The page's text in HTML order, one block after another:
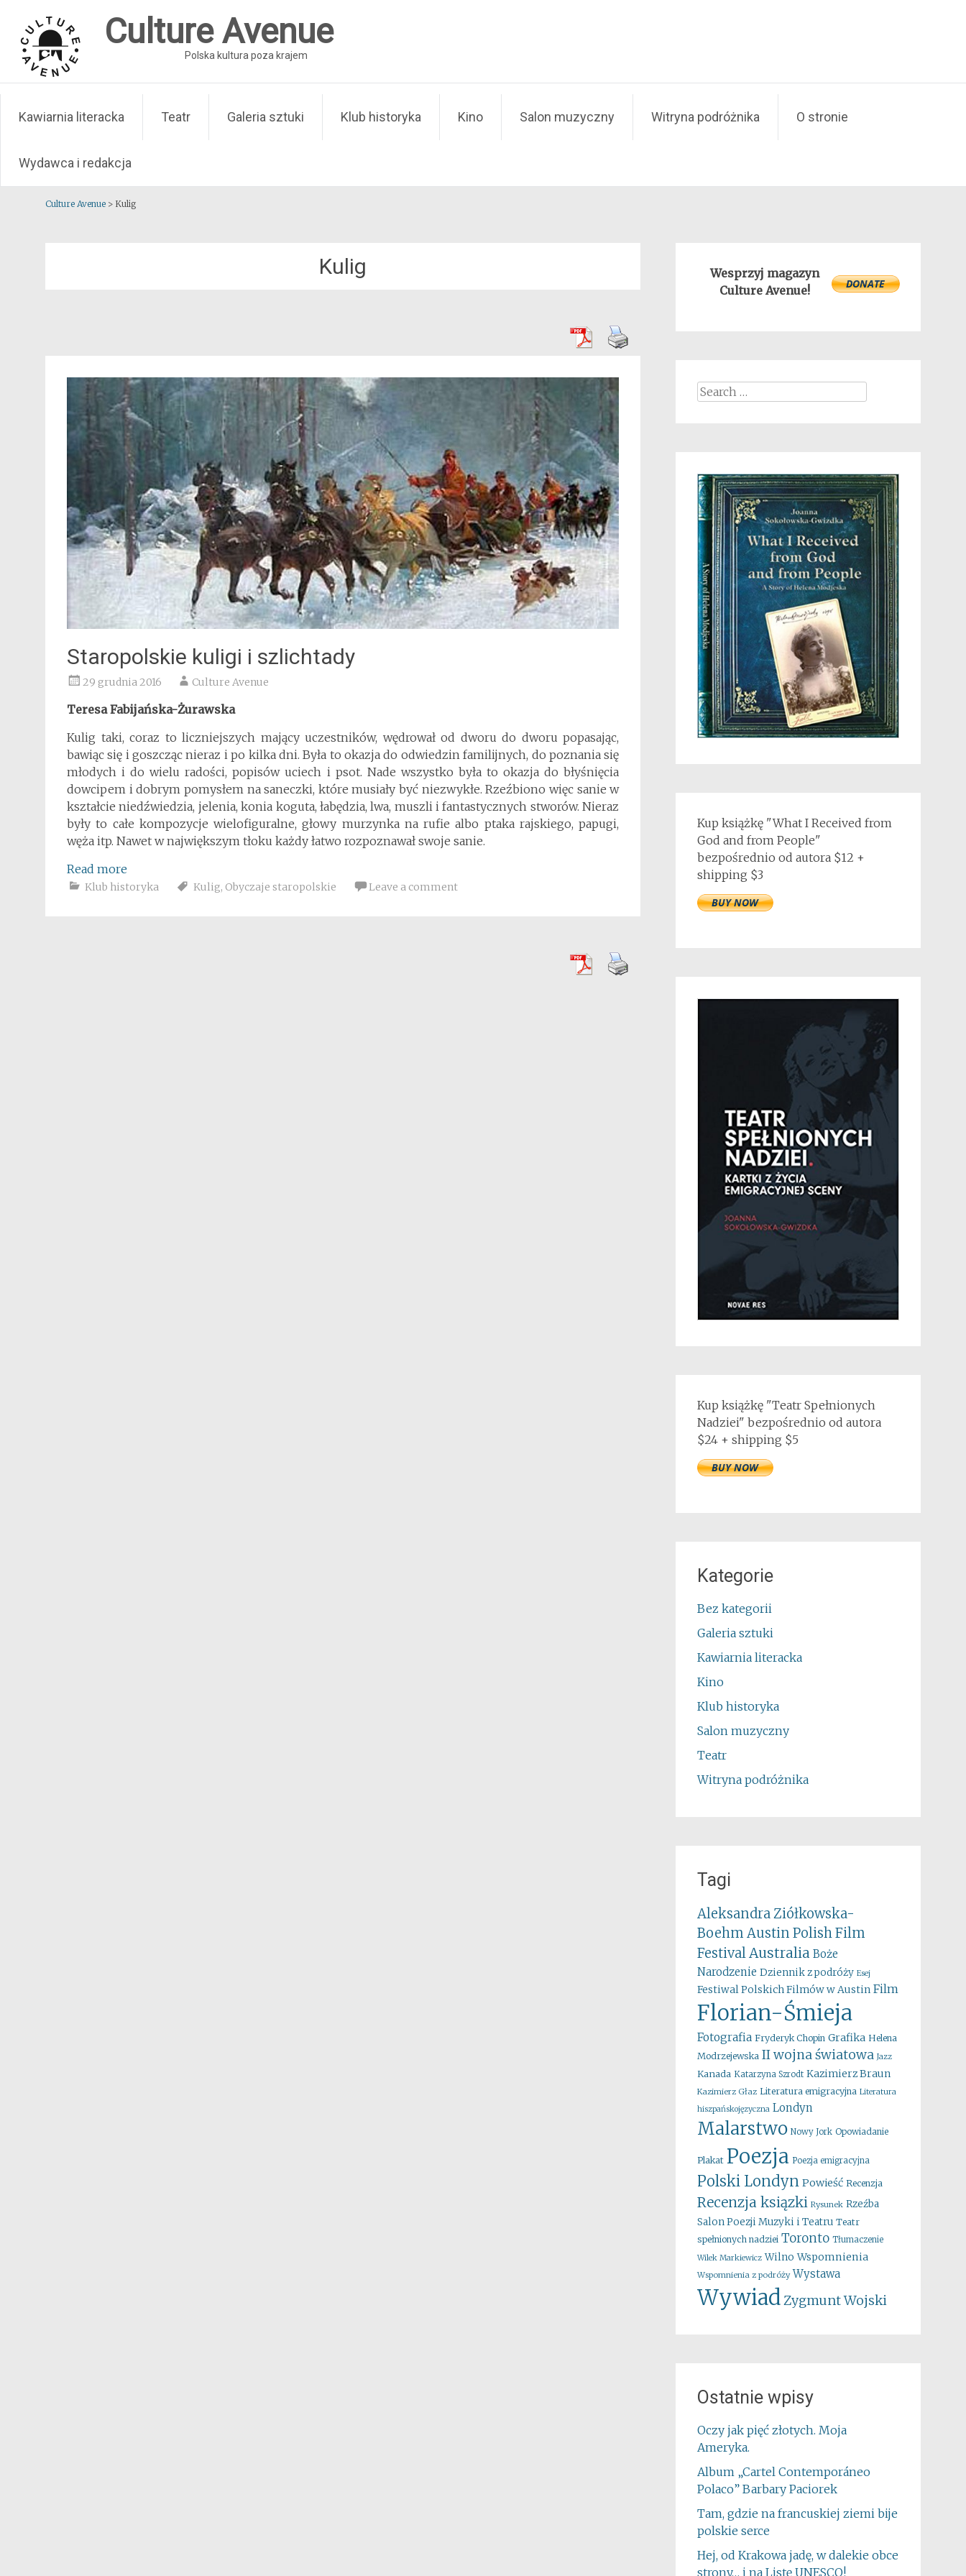
content
Culture Avenue
Polska kultura poza krajem
Kawiarnia literacka Teatr Galeria sztuki Klub historyka Kino Salon muzyczny Witryna podróżnika O stronie
Wydawca i redakcja
Culture Avenue > Kulig
Kulig
Staropolskie kuligi i szlichtady
29 grudnia 2016 Culture Avenue
Teresa Fabijańska-Żurawska
Kulig taki, coraz to liczniejszych mający uczestników, wędrował od dworu do dworu popasając,
bawiąc się i goszcząc nieraz i po kilka dni. Była to okazja do odwiedzin familijnych, do poznania się
młodych i do wielu radości, popisów uciech i psot. Nade wszystko była to okazja do błyśnięcia
dowcipem i dobrym pomysłem na saneczki, które musiały być niezwykłe. Rzeźbiono więc sanie w
kształcie niedźwiedzia, jelenia, konia koguta, łabędzia, lwa, muszli i fantastycznych stworów. Nieraz
były to całe kompozycje wielofiguralne, głowy murzynka na rufie albo ptaka rajskiego, papugi,
węża itp. Nawet w największym tłoku każdy łatwo rozpoznawał swoje sanie.
Read more
Klub historyka Kulig, Obyczaje staropolskie Leave a comment
Wesprzyj magazyn
Culture Avenue!
Search
Kup książkę "What I Received from
God and from People"
bezpośrednio od autora $12 +
shipping $3
Kup książkę "Teatr Spełnionych
Nadziei" bezpośrednio od autora
$24 + shipping $5
Kategorie
Bez kategorii
Galeria sztuki
Kawiarnia literacka
Kino
Klub historyka
Salon muzyczny
Teatr
Witryna podróżnika
Tagi
Aleksandra Ziółkowska-
Boehm Austin Polish Film
FestivalAustralia Boże
Narodzenie Dziennik z podróży Esej
Festiwal Polskich Filmów w Austin Film
Florian-Śmieja
Fotografia Fryderyk Chopin Grafika Helena
Modrzejewska II wojna światowa Jazz
Kanada Katarzyna Szrodt Kazimierz Braun
Kazimierz Głaz Literatura emigracyjna Literatura
hiszpańskojęzyczna Londyn
Malarstwo Nowy Jork Opowiadanie
Plakat Poezja Poezja emigracyjna
Polski Londyn Powieść Recenzja
Recenzja ksiązki Rysunek Rzeźba
Salon Poezji Muzyki i Teatru Teatr
spełnionych nadziei Toronto Tłumaczenie
Wilek Markiewicz Wilno Wspomnienia
Wspomnienia z podróży Wystawa
WywiadZygmunt Wojski
Ostatnie wpisy
Oczy jak pięć złotych. Moja
Ameryka.
Album „Cartel Contemporáneo
Polaco” Barbary Paciorek
Tam, gdzie na francuskiej ziemi bije
polskie serce
Hej, od Krakowa jadę, w dalekie obce
strony… i na Listę UNESCO!